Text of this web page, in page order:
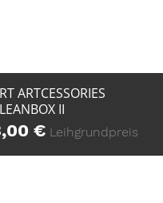
ARTCESSORIES
II
€ Leihgrundpreis